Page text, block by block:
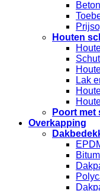
Houten
Lak
Poort met
Overkapping